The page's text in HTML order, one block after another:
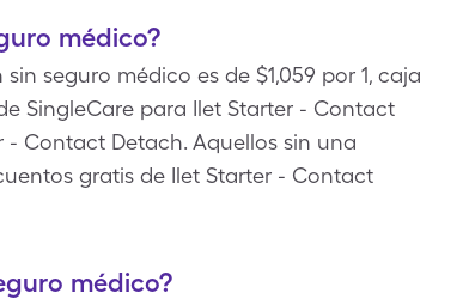
médico?
seguro médico es de $1,059 por 1, caja
SingleCare para Ilet Starter - Contact
- Contact Detach. Aquellos sin una
gratis de Ilet Starter - Contact
médico?